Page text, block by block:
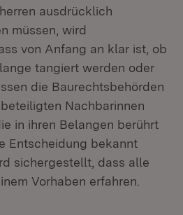
ausdrücklich
müssen, wird
von Anfang an klar ist, ob
tangiert werden oder
die Baurechtsbehörden
Nachbarinnen
in ihren Belangen berührt
Entscheidung bekannt
sichergestellt, dass alle
Vorhaben erfahren.